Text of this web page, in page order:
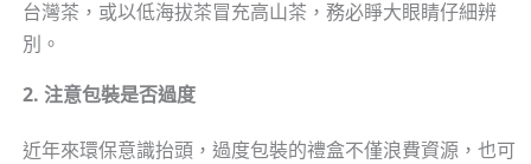
台灣茶，或以低海拔茶冒充高山茶，務必睜大眼睛仔細辨
別。
2. 注意包裝是否過度
近年來環保意識抬頭，過度包裝的禮盒不僅浪費資源，也可